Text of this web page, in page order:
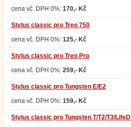
cena vč. DPH 0%: 170,- Kč
Stylus classic pro Treo 750
cena vč. DPH 0%: 125,- Kč
Stylus classic pro Treo Pro
cena vč. DPH 0%: 259,- Kč
Stylus classic pro Tungsten E/E2
cena vč. DPH 0%: 159,- Kč
Stylus classic pro Tungsten T/T2/T3/